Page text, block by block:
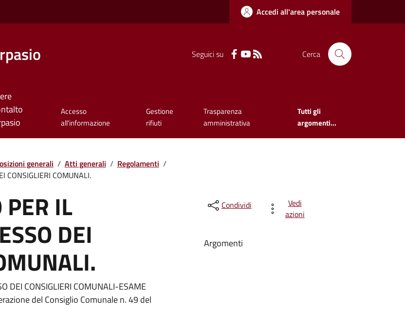
Accedi all'area personale
Seguici su Cerca
Accesso
all'informazione
Gestione
rifiuti
Trasparenza
amministrativa
Tutti gli
argomenti...
generali / Atti generali / Regolamenti /
CONSIGLIERI COMUNALI.
PER IL
DEI
DEI CONSIGLIERI COMUNALI-ESAME
del Consiglio Comunale n. 49 del
Condividi
Vedi
azioni
Argomenti